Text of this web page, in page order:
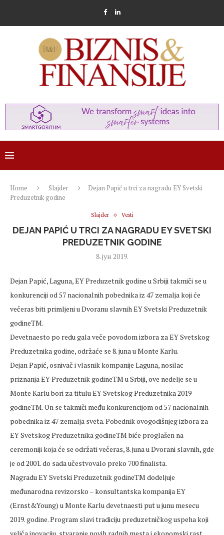
Home Slajder
Dejan Papić u trci za nagradu EY Svetski
Preduzetnik godine
Slajder Vesti
DEJAN PAPIĆ U TRCI ZA NAGRADU EY SVETSKI
PREDUZETNIK GODINE
8. јун 2019.
Dejan Papić, Laguna, EY Preduzetnik godine u Srbiji takmiči se u
konkurenciji od 57 nacionalnih pobednika iz 47 zemalja koji će
večeras biti primljeni u Dvoranu slavnih EY Svetski Preduzetnik
godineTM.
Devetnaesto po redu gala veče povodom izbora za EY Svetskog
Preduzetnika godine, održaće se 8. juna u Monte Karlu.
Dejan Papić, osnivač i vlasnik kompanije Laguna, nosilac
priznanja EY Preduzetnik godineTM u Srbiji, ove nedelje se u
Monte Karlu bori za titulu EY Svetskog Preduzetnika 2019
godineTM. On se takmiči među konkurencijom od 57 nacionalnih
pobednika iz 47 zemalja sveta. Pobednik ovogodišnjeg izbora za
EY Svetskog Preduzetnika godineTM biće proglašen na
ceremoniji koja će se održati večeras, 8. juna u Dvorani slavnih, gde
je od 2001. do sada učestvovalo preko 700 finalista.
Nagradu EY Svetski Preduzetnik godineTM dodeljuje
međunarodna revizorsko – konsultantska kompanija EY
(Ernst&Young) u Monte Karlu devetnaesti put u junu mesecu
2019. godine. Program slavi tradiciju preduzetničkog uspeha koji